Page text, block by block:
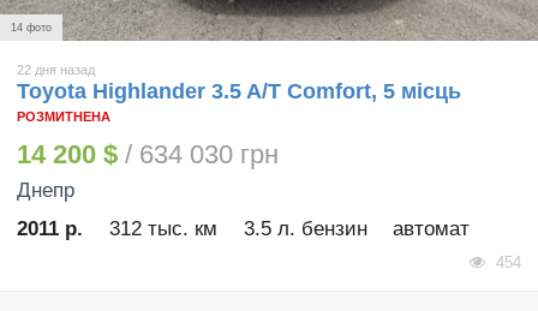
14 фото
22 дня назад
Toyota Highlander 3.5 A/T Comfort, 5 місць
РОЗМИТНЕНА
14 200 $ / 634 030 грн
Днепр
2011 р.
312 тыс. км 3.5 л. бензин автомат
454